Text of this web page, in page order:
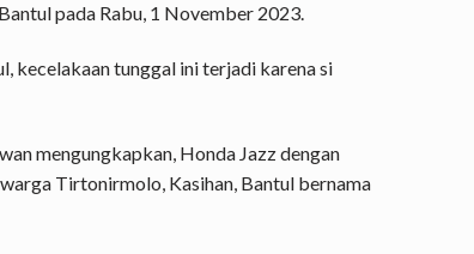
pada Rabu, 1 November 2023.
kecelakaan tunggal ini terjadi karena si
mengungkapkan, Honda Jazz dengan
Tirtonirmolo, Kasihan, Bantul bernama